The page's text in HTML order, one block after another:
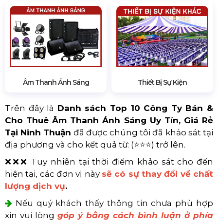
Màn Hình Led Sân Khấu Sự Kiện
Âm Thanh Ánh Sáng Thiết Bị Sự Kiện
Trên đây làDanh sách Top 10 Công Ty Bán &
Cho Thuê Âm Thanh Ánh Sáng Uy Tín, Giá Rẻ
Tại Ninh Thuậnđã được chúng tôi đã khảo sát tại
địa phương và cho kết quả từ: (⭐⭐⭐) trở lên.